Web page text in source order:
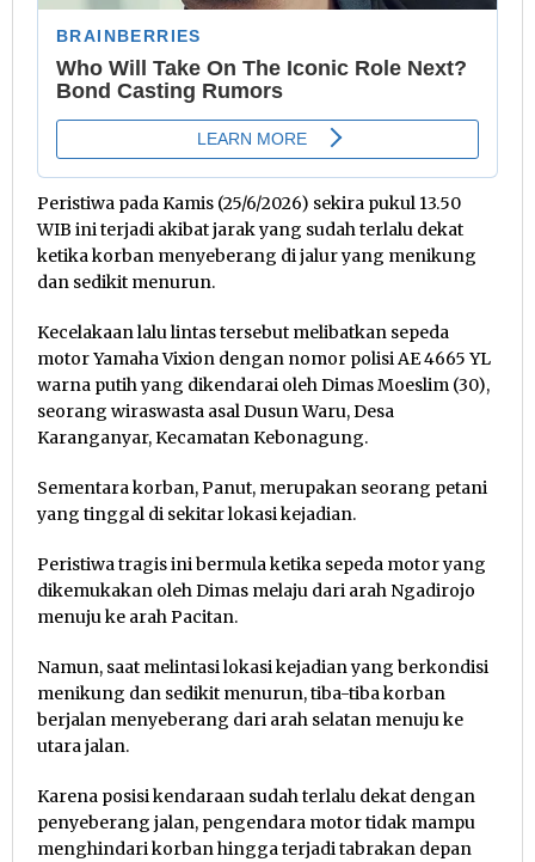
Peristiwa pada Kamis (25/6/2026) sekira pukul 13.50
WIB ini terjadi akibat jarak yang sudah terlalu dekat
ketika korban menyeberang di jalur yang menikung
dan sedikit menurun.
Kecelakaan lalu lintas tersebut melibatkan sepeda
motor Yamaha Vixion dengan nomor polisi AE 4665 YL
warna putih yang dikendarai oleh Dimas Moeslim (30),
seorang wiraswasta asal Dusun Waru, Desa
Karanganyar, Kecamatan Kebonagung.
Sementara korban, Panut, merupakan seorang petani
yang tinggal di sekitar lokasi kejadian.
Peristiwa tragis ini bermula ketika sepeda motor yang
dikemukakan oleh Dimas melaju dari arah Ngadirojo
menuju ke arah Pacitan.
Namun, saat melintasi lokasi kejadian yang berkondisi
menikung dan sedikit menurun, tiba-tiba korban
berjalan menyeberang dari arah selatan menuju ke
utara jalan.
Karena posisi kendaraan sudah terlalu dekat dengan
penyeberang jalan, pengendara motor tidak mampu
menghindari korban hingga terjadi tabrakan depan